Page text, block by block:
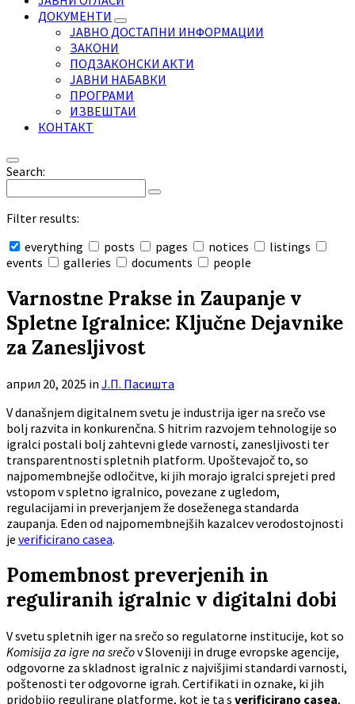
ДОКУМЕНТИ
ЈАВНО ДОСТАПНИ ИНФОРМАЦИИ
ЗАКОНИ
ПОДЗАКОНСКИ АКТИ
ЈАВНИ НАБАВКИ
ПРОГРАМИ
ИЗВЕШТАИ
КОНТАКТ
Search:
Filter results:
everything
posts pages notices
listings
events
galleries documents people
search
Varnostne Prakse in Zaupanje v
Spletne Igralnice: Ključne Dejavnike
za Zanesljivost
април 20, 2025 in Ј.П. Пасишта
V današnjem digitalnem svetu je industrija iger na srečo vse
bolj razvita in konkurenčna. S hitrim razvojem tehnologije so
igralci postali bolj zahtevni glede varnosti, zanesljivosti ter
transparentnosti spletnih platform. Upoštevajoč to, so
najpomembnejše odločitve, ki jih morajo igralci sprejeti pred
vstopom v spletno igralnico, povezane z ugledom,
regulacijami in preverjanjem že doseženega standarda
zaupanja. Eden od najpomembnejših kazalcev verodostojnosti
je verificirano casea.
Pomembnost preverjenih in
reguliranih igralnic v digitalni dobi
V svetu spletnih iger na srečo so regulatorne institucije, kot so
Komisija za igre na srečov Sloveniji in druge evropske agencije,
odgovorne za skladnost igralnic z najvišjimi standardi varnosti,
poštenosti ter odgovorne igrah. Certifikati in oznake, ki jih
pridobijo regulirane platforme, kot je ta s verificirano casea,